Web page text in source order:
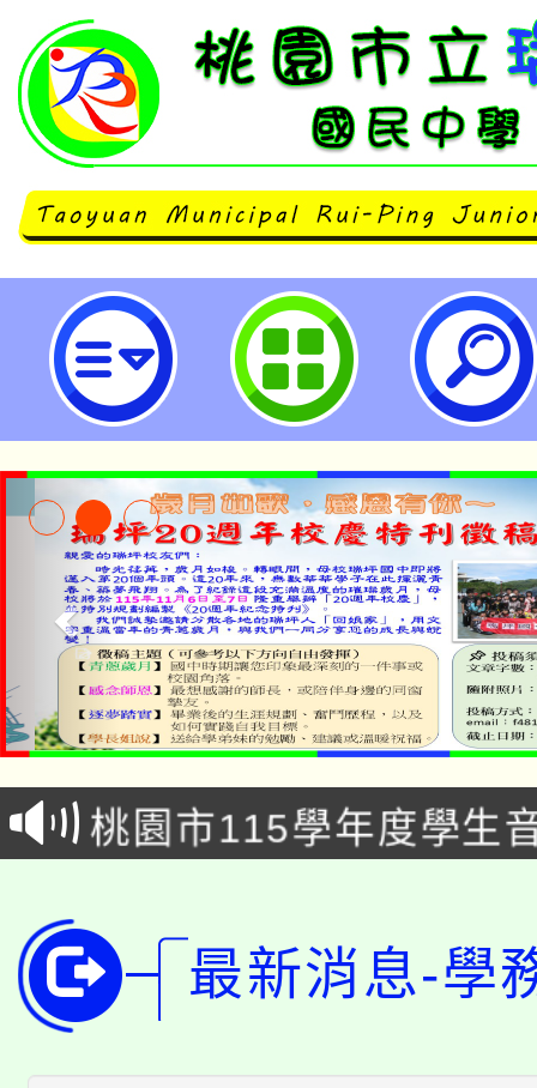
轉知有關「世界客家博覽會交通資
立瑞坪國民中學
公告本校115學年度第
代理(課)教師甄選結果(
「2026金融保險知識
車」活動
桃園市115學年度學生
公告本校115學年度第
代理(課)教師甄選結果(
公告本校115學年度第
代理(課)教師甄選結果(
轉知中國文化大學推廣
最新消息-學